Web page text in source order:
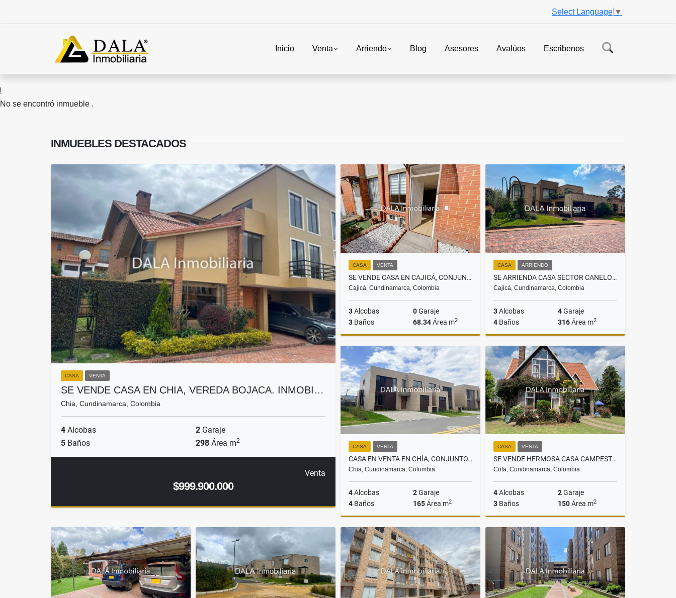
Select Language ▼
Inicio Venta Arriendo Blog Asesores Avalúos Escribenos
No se encontró inmueble .
INMUEBLES DESTACADOS
CASA VENTA
SE VENDE CASA EN CHIA, VEREDA BOJACA. INMOBI…
Chia, Cundinamarca, Colombia
4 Alcobas 2 Garaje
5 Baños 298 Área m2
Venta
$999.900.000
CASA VENTA
SE VENDE CASA EN CAJICÁ, CONJUNTO CANDELARIA 1
Cajicá, Cundinamarca, Colombia
3Alcobas 0Garaje
3 Baños 68.34Área m2
$259.600.000
CASA ARRIENDO
SE ARRIENDA CASA SECTOR CANELON EN CAJICA
Cajicá, Cundinamarca, Colombia
3Alcobas 4Garaje
4 Baños 316Área m2
Arriendo
$11.000.000
CASA VENTA
CASA EN VENTA EN CHÍA, CONJUNTO, HACIENDA SAMARIA, INMOBILIARIAS CHÍA
Chia, Cundinamarca, Colombia
4Alcobas 2Garaje
4 Baños 165Área m2
Venta
$1.290.000.000
CASA VENTA
SE VENDE HERMOSA CASA CAMPESTRE EN COTA. INMOBILIARIAS COTA
Cota, Cundinamarca, Colombia
4Alcobas 2Garaje
3 Baños 150Área m2
Venta
$799.800.000